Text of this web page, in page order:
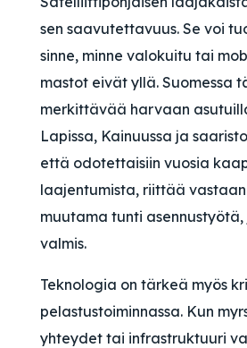
sen saavutettavuus. Se voi
sinne, minne valokuitu tai
mastot eivät yllä. Suomessa
merkittävää harvaan
Lapissa, Kainuussa ja
että odotettaisiin vuosia
laajentumista, riittää
muutama tunti asennustyötä,
valmis.
Teknologia on tärkeä myös
pelastustoiminnassa. Kun
yhteydet tai infrastruktuuri